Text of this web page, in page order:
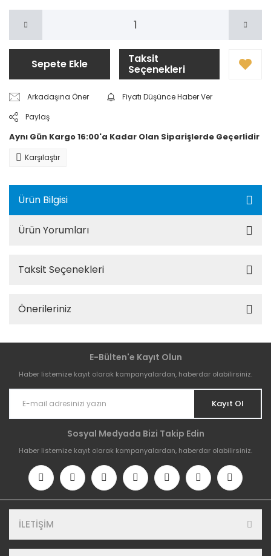
Sepete Ekle Taksit
Seçenekleri
Arkadaşına Öner
Fiyatı Düşünce Haber Ver
Paylaş
Aynı Gün Kargo 16:00'a Kadar Olan Siparişlerde Geçerlidir
Karşılaştır
Ürün Bilgisi
Ürün Yorumları
Taksit Seçenekleri
Önerileriniz
E-Bülten'e Kayıt Olun
Haber listemize kayıt olarak kampanyalardan, haberdar olabilirsiniz.
Kayıt Ol
Sosyal Medyada Bizi Takip Edin
Haber listemize kayıt olarak kampanyalardan, haberdar olabilirsiniz.
İLETİŞİM